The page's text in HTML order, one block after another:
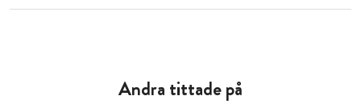
Andra tittade på